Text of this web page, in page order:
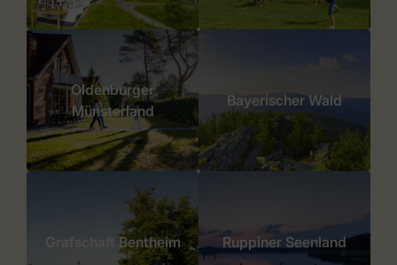
Oldenburger
Münsterland
Bayerischer Wald
Grafschaft Bentheim Ruppiner Seenland